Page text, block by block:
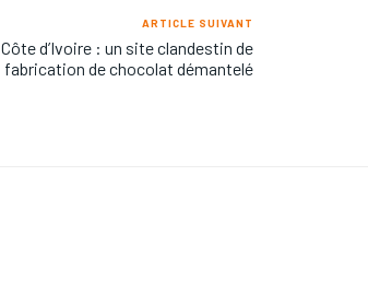
ARTICLE SUIVANT
Côte d’Ivoire : un site clandestin de
fabrication de chocolat démantelé